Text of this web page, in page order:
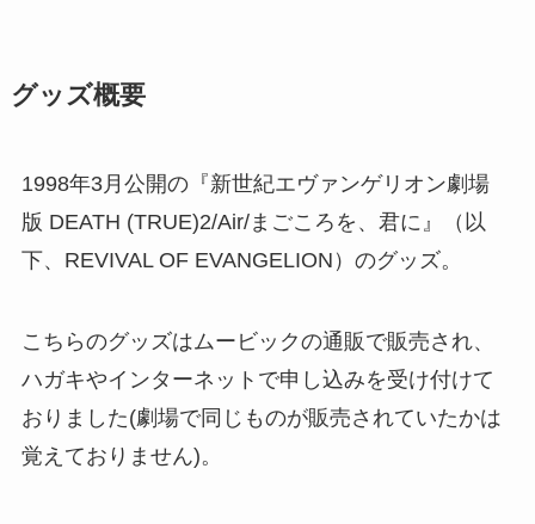
グッズ概要
1998年3月公開の『新世紀エヴァンゲリオン劇場
版 DEATH (TRUE)2/Air/まごころを、君に』（以
下、REVIVAL OF EVANGELION）のグッズ。
こちらのグッズはムービックの通販で販売され、
ハガキやインターネットで申し込みを受け付けて
おりました(劇場で同じものが販売されていたかは
覚えておりません)。